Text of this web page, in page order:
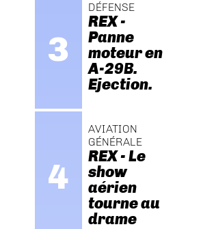
DÉFENSE
REX -
Panne
moteur en
A-29B.
Ejection.
AVIATION
GÉNÉRALE
REX - Le
show
aérien
tourne au
drame